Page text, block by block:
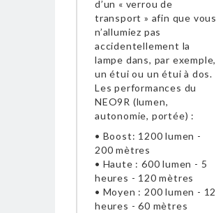
d’un « verrou de
transport » afin que vous
n’allumiez pas
accidentellement la
lampe dans, par exemple,
un étui ou un étui à dos.
Les performances du
NEO9R (lumen,
autonomie, portée) :
• Boost: 1200 lumen -
200 mètres
• Haute : 600 lumen - 5
heures - 120 mètres
• Moyen : 200 lumen - 12
heures - 60 mètres